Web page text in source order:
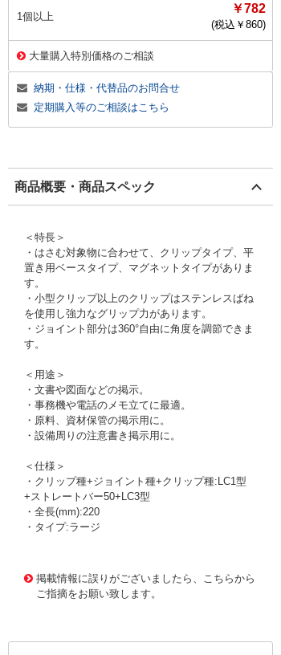
1個以上
￥782
(税込￥ 860)
大量購入特別価格のご相談
納期・仕様・代替品のお問合せ
定期購入等のご相談はこちら
商品概要・商品スペック
＜特長＞
・はさむ対象物に合わせて、クリップタイプ、平
置き用ベースタイプ、マグネットタイプがありま
す。
・小型クリップ以上のクリップはステンレスばね
を使用し強力なグリップ力があります。
・ジョイント部分は360°自由に角度を調節できま
す。
＜用途＞
・文書や図面などの掲示。
・事務機や電話のメモ立てに最適。
・原料、資材保管の掲示用に。
・設備周りの注意書き掲示用に。
＜仕様＞
・クリップ種+ジョイント種+クリップ種:LC1型
+ストレートバー50+LC3型
・全長(mm):220
・タイプ:ラージ
掲載情報に誤りがございましたら、こちらから
ご指摘をお願い致します。